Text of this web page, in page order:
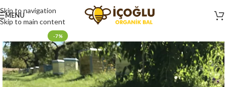
Skip to navigation
Skip to main content
MENU
-7%